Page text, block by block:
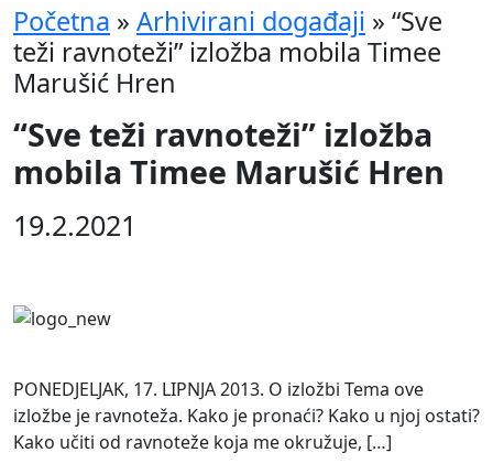
Početna » Arhivirani događaji » “Sve
teži ravnoteži” izložba mobila Timee
Marušić Hren
“Sve teži ravnoteži” izložba
mobila Timee Marušić Hren
19.2.2021
PONEDJELJAK, 17. LIPNJA 2013. O izložbi Tema ove
izložbe je ravnoteža. Kako je pronaći? Kako u njoj ostati?
Kako učiti od ravnoteže koja me okružuje, […]